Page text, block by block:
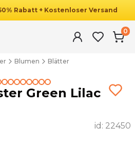
% Rabatt + Kostenloser Versand
0
Blumen Blätter
Green Lilac
id: 22450